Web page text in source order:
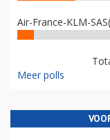
Air-France-KLM-
Meer polls